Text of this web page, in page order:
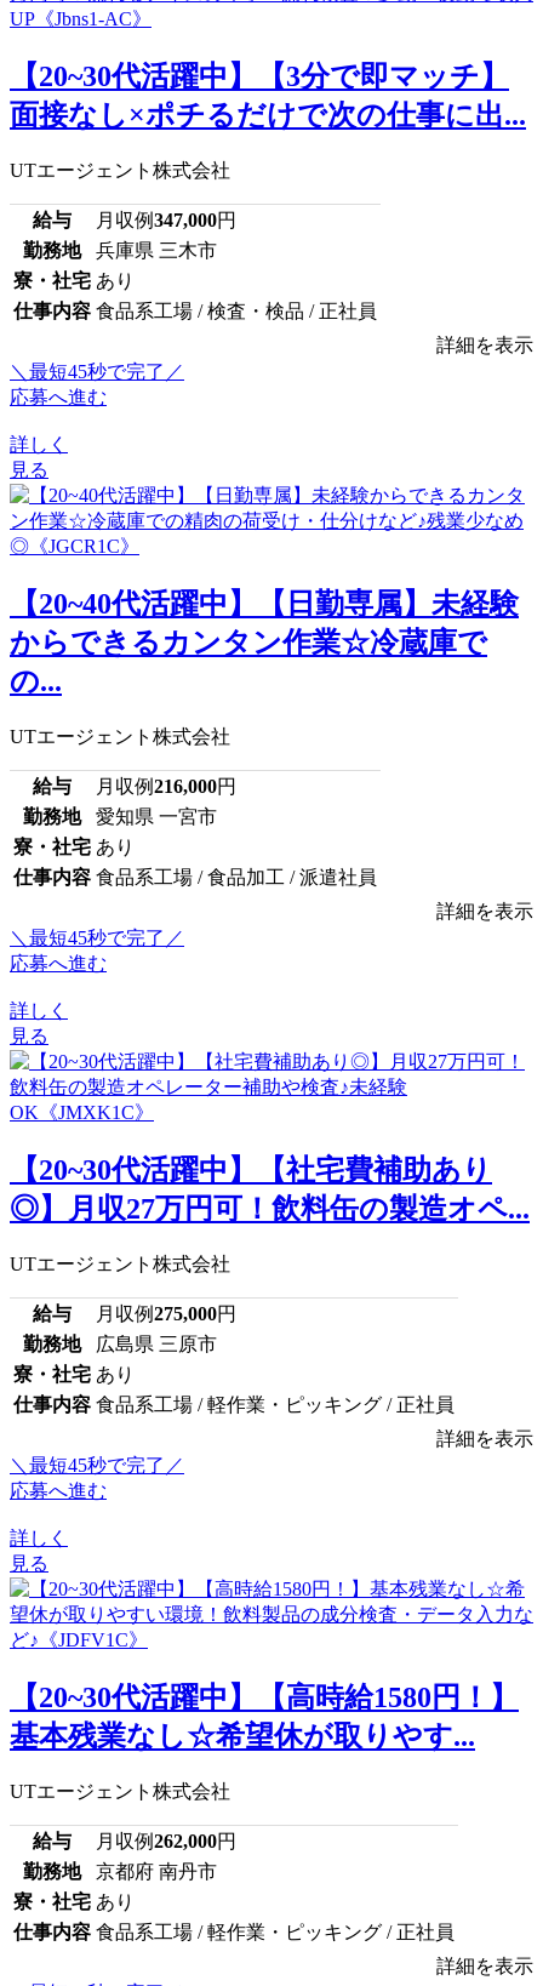
【20~30代活躍中】【3分で即マッチ】
面接なし×ポチるだけで次の仕事に出...
UTエージェント株式会社
給与 月収例347,000円
勤務地
兵庫県 三木市
寮・社宅 あり
仕事内容 食品系工場 / 検査・検品 / 正社員
詳細を表示
＼最短45秒で完了／
応募へ進む
詳しく
見る
【20~40代活躍中】【日勤専属】未経験
からできるカンタン作業☆冷蔵庫で
の...
UTエージェント株式会社
給与 月収例216,000円
勤務地
愛知県 一宮市
寮・社宅 あり
仕事内容 食品系工場 / 食品加工 / 派遣社員
詳細を表示
＼最短45秒で完了／
応募へ進む
詳しく
見る
【20~30代活躍中】【社宅費補助あり
◎】月収27万円可！飲料缶の製造オペ...
UTエージェント株式会社
給与 月収例275,000円
勤務地
広島県 三原市
寮・社宅 あり
仕事内容 食品系工場 / 軽作業・ピッキング / 正社員
詳細を表示
＼最短45秒で完了／
応募へ進む
詳しく
見る
【20~30代活躍中】【高時給1580円！】
基本残業なし☆希望休が取りやす...
UTエージェント株式会社
給与 月収例262,000円
勤務地
京都府 南丹市
寮・社宅 あり
仕事内容 食品系工場 / 軽作業・ピッキング / 正社員
詳細を表示